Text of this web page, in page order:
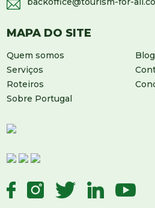
MAPA DO SITE
Quem somos
Serviços
Roteiros
Sobre Portugal
Blog